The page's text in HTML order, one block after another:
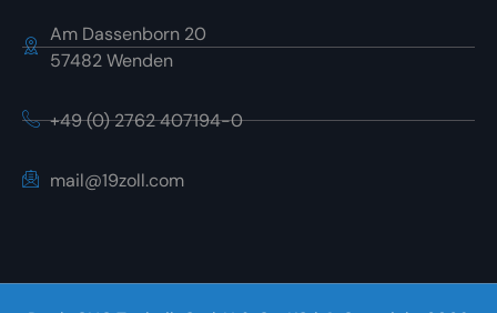
Am Dassenborn 20
57482 Wenden
+49 (0) 2762 407194-0
mail@19zoll.com